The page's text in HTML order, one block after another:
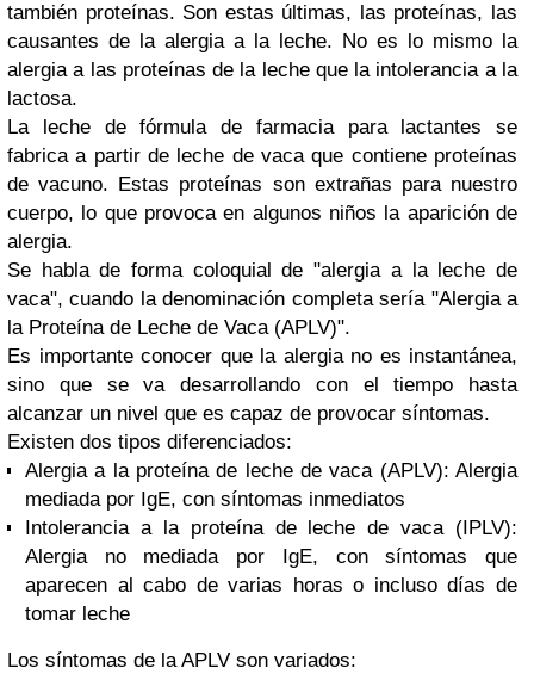
también proteínas. Son estas últimas, las proteínas, las
causantes de la alergiaa la leche. No es lo mismo la
alergia a las proteínas de la leche que la intolerancia a la
lactosa.
La leche de fórmula de farmacia para lactantes se
fabrica a partir de leche de vaca que contiene proteínas
de vacuno. Estas proteínas son extrañas para nuestro
cuerpo, lo que provoca en algunos niños la aparición de
alergia.
Se habla de forma coloquial de "alergia a la leche de
vaca", cuando la denominación completa sería "Alergia a
la Proteína de Leche de Vaca (APLV)".
Es importante conocer que la alergia no es instantánea,
sino que se va desarrollando con el tiempo hasta
alcanzar un nivel que es capaz de provocar síntomas.
Existen dos tipos diferenciados:
Alergia a la proteína de leche de vaca (APLV): Alergia
mediada por IgE, con síntomas inmediatos
Intolerancia a la proteína de leche de vaca (IPLV):
Alergia no mediada por IgE, con síntomas que
aparecen al cabo de varias horas o incluso días de
tomar leche
Los síntomas de la APLV son variados: